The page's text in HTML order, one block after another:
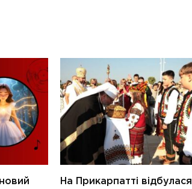
На Прикарпатті відбулася